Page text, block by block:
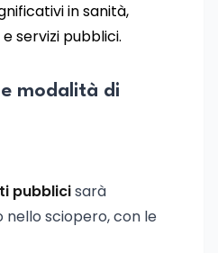
in sanità,
servizi pubblici.
modalità di
pubblicisarà
sciopero, con le